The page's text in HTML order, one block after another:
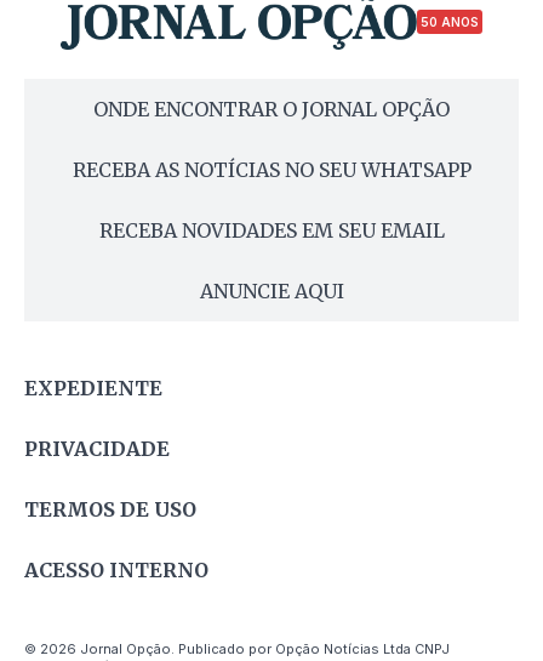
50 ANOS
ONDE ENCONTRAR O JORNAL OPÇÃO
RECEBA AS NOTÍCIAS NO SEU WHATSAPP
RECEBA NOVIDADES EM SEU EMAIL
ANUNCIE AQUI
EXPEDIENTE
PRIVACIDADE
TERMOS DE USO
ACESSO INTERNO
© 2026 Jornal Opção. Publicado por Opção Notícias Ltda CNPJ